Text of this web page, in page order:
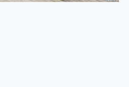
ASUS Pad 全面應援 Me Time，加碼愛奇藝黃金雙周卡體驗，專案價最低 NT$0 起